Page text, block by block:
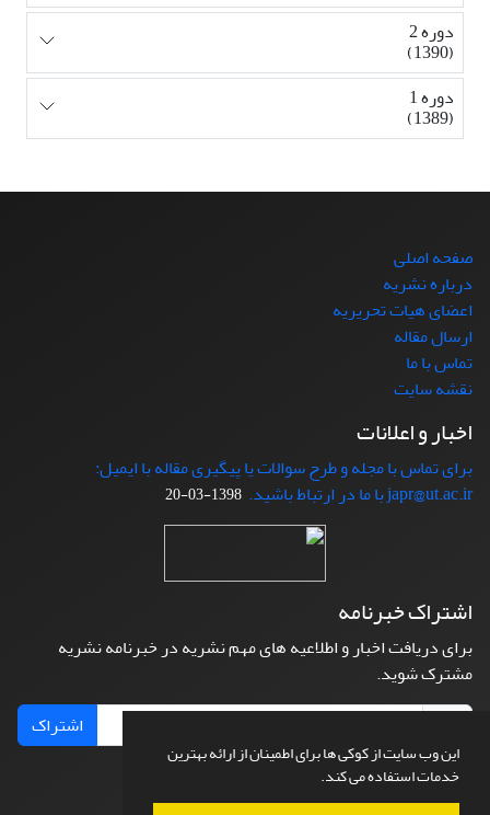
این وب سایت از کوکی ها برای اطمینان از ارائه بهترین
خدمات استفاده می کند.
دوره 2
(1390)
دوره 1
(1389)
صفحه اصلی
درباره نشریه
اعضای هیات تحریریه
ارسال مقاله
تماس با ما
نقشه سایت
اخبار و اعلانات
برای تماس با مجله و طرح سوالات یا پیگیری مقاله با ایمیل:
japr@ut.ac.ir با ما در ارتباط باشید.
1398-03-20
اشتراک خبرنامه
برای دریافت اخبار و اطلاعیه های مهم نشریه در خبرنامه نشریه
مشترک شوید.
اشتراک